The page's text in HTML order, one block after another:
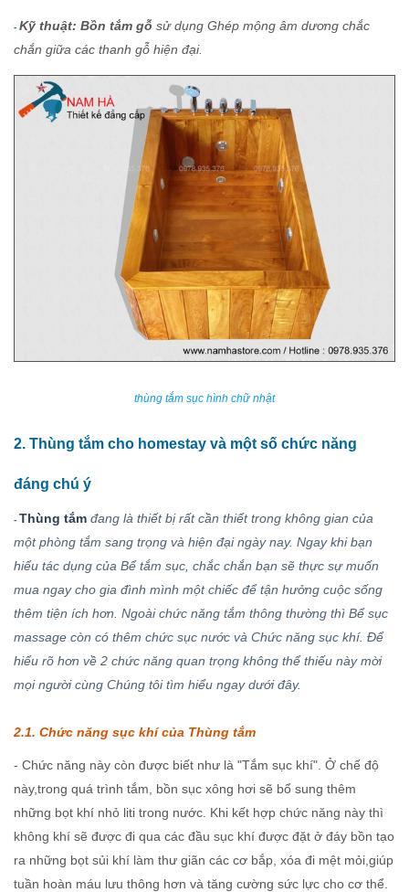
- Kỹ thuật: Bồn tắm gỗ sử dụng Ghép mộng âm dương chắc
chắn giữa các thanh gỗ hiện đại.
thùng tắm sục hình chữ nhật
2. Thùng tắm cho homestay và một số chức năng
đáng chú ý
- Thùng tắm đang là thiết bị rất cần thiết trong không gian của
một phòng tắm sang trọng và hiện đại ngày nay. Ngay khi bạn
hiểu tác dụng của Bể tắm sục, chắc chắn bạn sẽ thực sự muốn
mua ngay cho gia đình mình một chiếc để tận hưởng cuộc sống
thêm tiện ích hơn. Ngoài chức năng tắm thông thường thì Bể sục
massage còn có thêm chức sục nước và Chức năng sục khí. Để
hiểu rõ hơn về 2 chức năng quan trọng không thể thiếu này mời
mọi người cùng Chúng tôi tìm hiểu ngay dưới đây.
2.1. Chức năng sục khí của Thùng tắm
- Chức năng này còn được biết như là "Tắm sục khí". Ở chế độ
này,trong quá trình tắm, bồn sục xông hơi sẽ bổ sung thêm
những bọt khí nhỏ liti trong nước. Khi kết hợp chức năng này thì
không khí sẽ được đi qua các đầu sục khí được đặt ở đáy bồn tạo
ra những bọt sủi khí làm thư giãn các cơ bắp, xóa đi mệt mỏi,giúp
tuần hoàn máu lưu thông hơn và tăng cường sức lực cho cơ thể.